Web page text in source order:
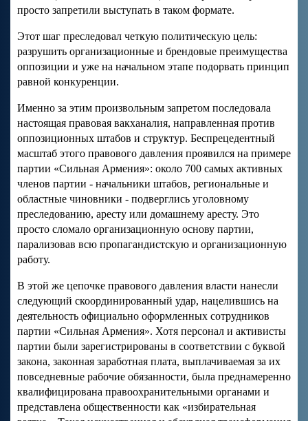
просто запретили выступать в таком формате.
Этот шаг преследовал четкую политическую цель:
разрушить организационные и брендовые преимущества
оппозиции и уже на начальном этапе подорвать принцип
равной конкуренции.
Именно за этим произвольным запретом последовала
настоящая правовая вакханалия, направленная против
оппозиционных штабов и структур. Беспрецедентный
масштаб этого правового давления проявился на примере
партии «Сильная Армения»: около 700 самых активных
членов партии - начальники штабов, региональные и
областные чиновники - подверглись уголовному
преследованию, аресту или домашнему аресту. Это
просто сломало организационную основу партии,
парализовав всю пропагандистскую и организационную
работу.
В этой же цепочке правового давления власти нанесли
следующий скоординированный удар, нацелившись на
деятельность официально оформленных сотрудников
партии «Сильная Армения». Хотя персонал и активисты
партии были зарегистрированы в соответствии с буквой
закона, законная заработная плата, выплачиваемая за их
повседневные рабочие обязанности, была преднамеренно
квалифицирована правоохранительными органами и
представлена общественности как «избирательная